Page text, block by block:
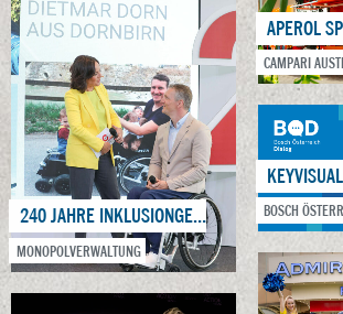
240 JAHRE INKLUSIONGESCHICHTE
MONOPOLVERWALTUNG
CAMPARI
KEYVISUAL
BOSCH